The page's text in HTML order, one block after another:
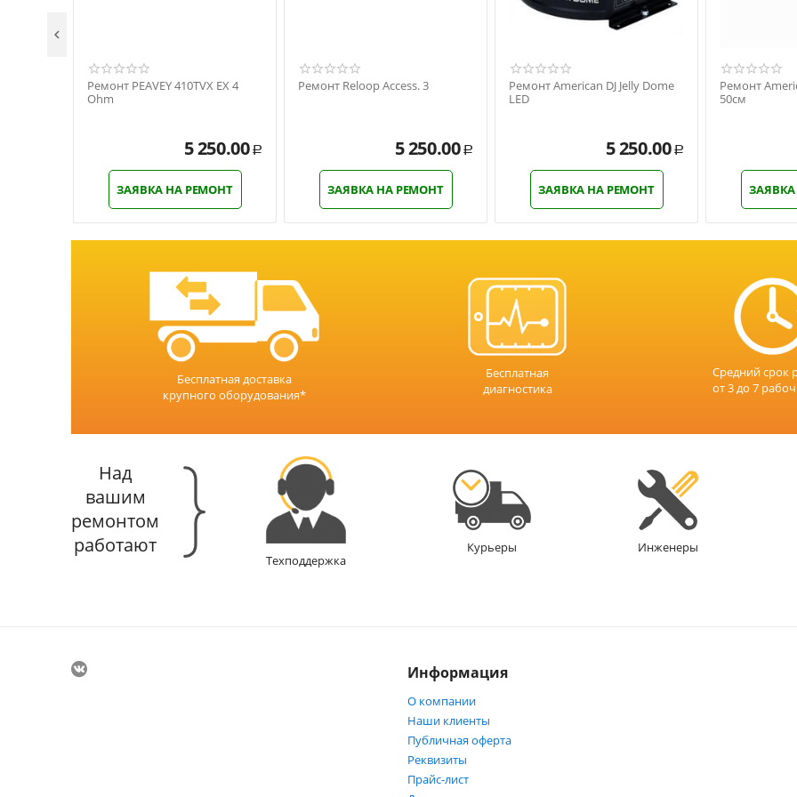
Ремонт PEAVEY 410TVX EX 4
Ohm
5 250.00 Р
ЗАЯВКА НА РЕМОНТ
Ремонт Reloop Access. 3
5 250.00 Р
ЗАЯВКА НА РЕМОНТ
Ремонт American DJ Jelly Dome
LED
5 250.00 Р
ЗАЯВКА НА РЕМОНТ
Ремонт
50см

Бесплатная доставка
крупного оборудования*
Бесплатная
диагностика
Средний срок
от 3 до 7
Над
вашим
ремонтом
работают
Техподдержка
Курьеры Инженеры
Информация
О компании
Наши клиенты
Публичная оферта
Реквизиты
Прайс-лист